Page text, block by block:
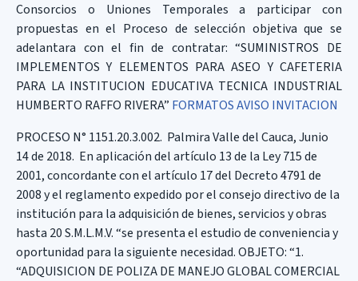
Consorcios o Uniones Temporales a participar con
propuestas en el Proceso de selección objetiva que se
adelantara con el fin de contratar: “SUMINISTROS DE
IMPLEMENTOS Y ELEMENTOS PARA ASEO Y CAFETERIA
PARA LA INSTITUCION EDUCATIVA TECNICA INDUSTRIAL
HUMBERTO RAFFO RIVERA” FORMATOSAVISO INVITACION
PROCESO N° 1151.20.3.002. Palmira Valle del Cauca, Junio
14 de 2018. En aplicación del artículo 13 de la Ley 715 de
2001, concordante con el artículo 17 del Decreto 4791 de
2008 y el reglamento expedido por el consejo directivo de la
institución para la adquisición de bienes, servicios y obras
hasta 20 S.M.L.M.V. “se presenta el estudio de conveniencia y
oportunidad para la siguiente necesidad. OBJETO: “1.
“ADQUISICION DE POLIZA DE MANEJO GLOBAL COMERCIAL